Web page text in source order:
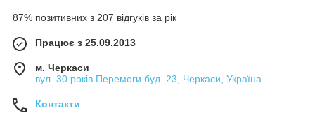
87% позитивних з 207 відгуків за рік
Працює з 25.09.2013
м. Черкаси
вул. 30 років Перемоги буд. 23, Черкаси, Україна
Контакти